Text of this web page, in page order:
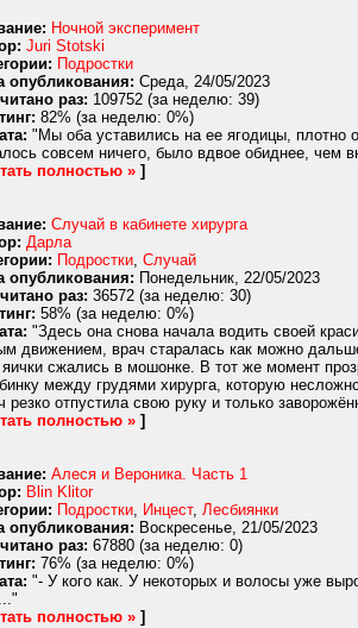
Ночной эксперимент
Juri Stotski
Подростки
опубликования: Среда, 24/05/2023
раз: 109752 (за неделю: 39)
82% (за неделю: 0%)
"Мы оба уставились на ее ягодицы, плотно
совсем ничего, было вдвое обиднее, чем
полностью » ]
Случай в кабинете хирурга
Дарла
Подростки, Случай
опубликования: Понедельник, 22/05/2023
раз: 36572 (за неделю: 30)
58% (за неделю: 0%)
"Здесь она снова начала водить своей
движением, врач старалась как можно
сжались в мошонке. В тот же момент
между грудями хирурга, которую
резко отпустила свою руку и только
полностью » ]
Алеся и Вероника. Часть 1
Blin Klitor
Подростки, Инцест, Лесбиянки
опубликования: Воскресенье, 21/05/2023
раз: 67880 (за неделю: 0)
76% (за неделю: 0%)
"- У кого как. У некоторых и волосы уже
полностью » ]